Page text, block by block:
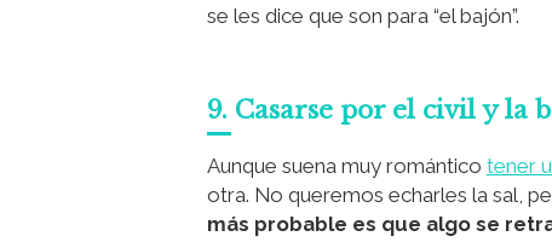
se les dice que son para “el bajón”.
9. Casarse por el civil y la
Aunque suena muy romántico tener
otra. No queremos echarles la sal,
más probable es que algo se